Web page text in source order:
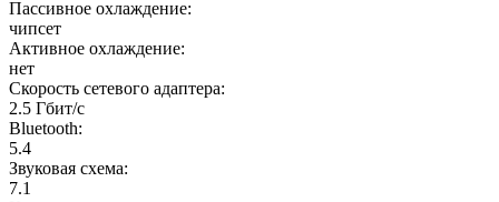
Пассивное охлаждение:
чипсет
Активное охлаждение:
нет
Скорость сетевого адаптера:
2.5 Гбит/с
Bluetooth:
5.4
Звуковая схема:
7.1